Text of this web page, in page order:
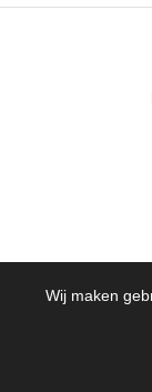
Wij maken©